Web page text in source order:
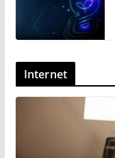
Internet